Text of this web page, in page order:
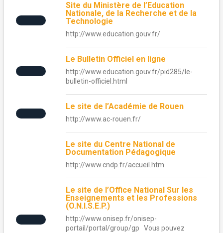
Site du Ministère de l’Education
Nationale, de la Recherche et de la
Technologie
http://www.education.gouv.fr/
Le Bulletin Officiel en ligne
http://www.education.gouv.fr/pid285/le-
bulletin-officiel.html
Le site de l’Académie de Rouen
http://www.ac-rouen.fr/
Le site du Centre National de
Documentation Pédagogique
http://www.cndp.fr/accueil.htm
Le site de l’Office National Sur les
Enseignements et les Professions
(O.N.I.S.E.P.)
http://www.onisep.fr/onisep-
portail/portal/group/gp Vous pouvez